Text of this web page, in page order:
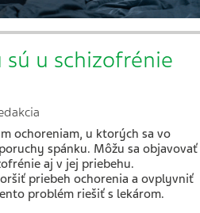
u schizofrénie
ochoreniam, u ktorých sa vo
spánku. Môžu sa objavovať
aj v jej priebehu.
priebeh ochorenia a ovplyvniť
problém riešiť s lekárom.